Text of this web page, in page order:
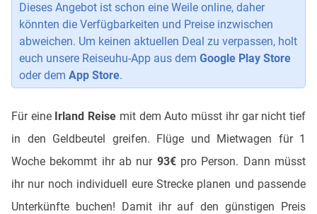
Dieses Angebot ist schon eine Weile online, daher
könnten die Verfügbarkeiten und Preise inzwischen
abweichen. Um keinen aktuellen Deal zu verpassen, holt
euch unsere Reiseuhu-App aus dem Google Play Store
oder dem App Store.
Für eine Irland Reise mit dem Auto müsst ihr gar nicht tief
in den Geldbeutel greifen. Flüge und Mietwagen für 1
Woche bekommt ihr ab nur 93€pro Person. Dann müsst
ihr nur noch individuell eure Strecke planen und passende
Unterkünfte buchen! Damit ihr auf den günstigen Preis